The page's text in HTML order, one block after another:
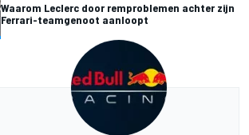
Waarom Leclerc door remproblemen achter zijn
Ferrari-teamgenoot aanloopt